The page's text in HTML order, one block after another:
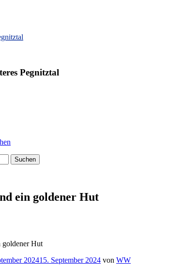
Pegnitztal
ein goldener Hut
goldener Hut
202415. September 2024 von WW